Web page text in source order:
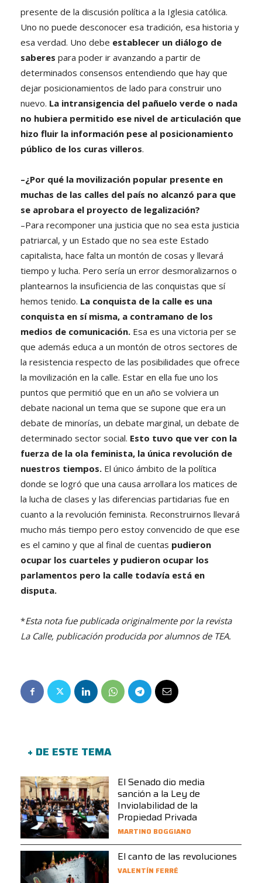
presente de la discusión política a la Iglesia católica.
Uno no puede desconocer esa tradición, esa historia y
esa verdad. Uno debe establecer un diálogo de
saberes para poder ir avanzando a partir de
determinados consensos entendiendo que hay que
dejar posicionamientos de lado para construir uno
nuevo. La intransigencia del pañuelo verde o nada
no hubiera permitido ese nivel de articulación que
hizo fluir la información pese al posicionamiento
público de los curas villeros.
–¿Por qué la movilización popular presente en
muchas de las calles del país no alcanzó para que
se aprobara el proyecto de legalización?
–Para recomponer una justicia que no sea esta justicia
patriarcal, y un Estado que no sea este Estado
capitalista, hace falta un montón de cosas y llevará
tiempo y lucha. Pero sería un error desmoralizarnos o
plantearnos la insuficiencia de las conquistas que sí
hemos tenido. La conquista de la calle es una
conquista en sí misma, a contramano de los
medios de comunicación. Esa es una victoria per se
que además educa a un montón de otros sectores de
la resistencia respecto de las posibilidades que ofrece
la movilización en la calle. Estar en ella fue uno los
puntos que permitió que en un año se volviera un
debate nacional un tema que se supone que era un
debate de minorías, un debate marginal, un debate de
determinado sector social. Esto tuvo que ver con la
fuerza de la ola feminista, la única revolución de
nuestros tiempos. El único ámbito de la política
donde se logró que una causa arrollara los matices de
la lucha de clases y las diferencias partidarias fue en
cuanto a la revolución feminista. Reconstruirnos llevará
mucho más tiempo pero estoy convencido de que ese
es el camino y que al final de cuentas pudieron
ocupar los cuarteles y pudieron ocupar los
parlamentos pero la calle todavía está en
disputa.
*Esta nota fue publicada originalmente por la revista
La Calle, publicación producida por alumnos de TEA.
+ DE ESTE TEMA
El Senado dio media
sanción a la Ley de
Inviolabilidad de la
Propiedad Privada
MARTINO BOGGIANO
El canto de las revoluciones
VALENTÍN FERRÉ